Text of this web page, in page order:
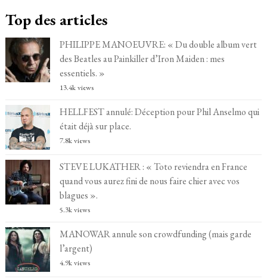
Top des articles
PHILIPPE MANOEUVRE: « Du double album vert
des Beatles au Painkiller d’Iron Maiden : mes
essentiels. »
13.4k views
HELLFEST annulé: Déception pour Phil Anselmo qui
était déjà sur place.
7.8k views
STEVE LUKATHER : « Toto reviendra en France
quand vous aurez fini de nous faire chier avec vos
blagues ».
5.3k views
MANOWAR annule son crowdfunding (mais garde
l’argent)
4.9k views